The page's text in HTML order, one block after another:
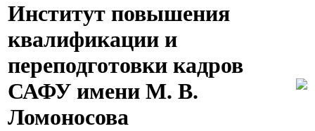
Институт повышения
квалификации и
переподготовки кадров
САФУ имени М. В.
Ломоносова